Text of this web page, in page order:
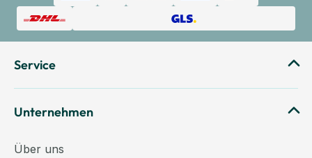
Service
Unternehmen
Über uns